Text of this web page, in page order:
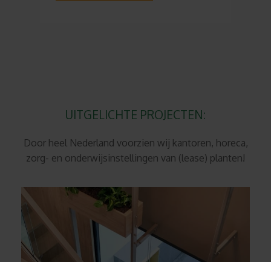
UITGELICHTE PROJECTEN:
Door heel Nederland voorzien wij kantoren, horeca,
zorg- en onderwijsinstellingen van (lease) planten!